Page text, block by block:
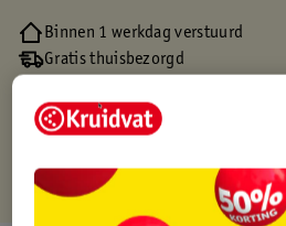
Binnen 1 werkdag verstuurd
Gratis thuisbezorgd
Gratis punten met je Kruidvat kaart